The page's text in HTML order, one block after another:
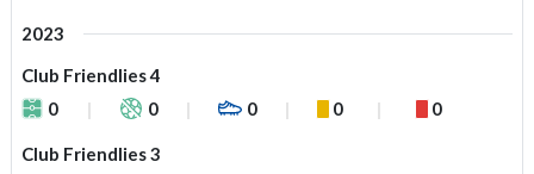
2023
Club Friendlies 4
0
0 0 0 0
Club Friendlies 3